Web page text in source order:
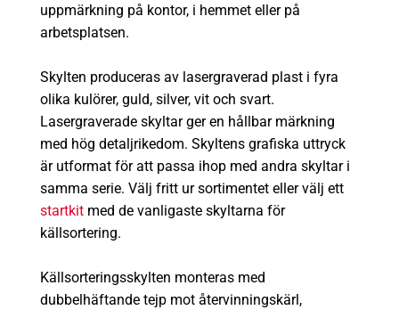
uppmärkning på kontor, i hemmet eller på
arbetsplatsen.
Skylten produceras av lasergraverad plast i fyra
olika kulörer, guld, silver, vit och svart.
Lasergraverade skyltar ger en hållbar märkning
med hög detaljrikedom. Skyltens grafiska uttryck
är utformat för att passa ihop med andra skyltar i
samma serie. Välj fritt ur sortimentet eller välj ett
startkit med de vanligaste skyltarna för
källsortering.
Källsorteringsskylten monteras med
dubbelhäftande tejp mot återvinningskärl,